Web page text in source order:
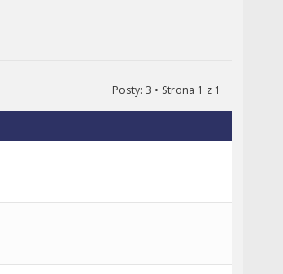
Posty: 3 • Strona 1 z 1